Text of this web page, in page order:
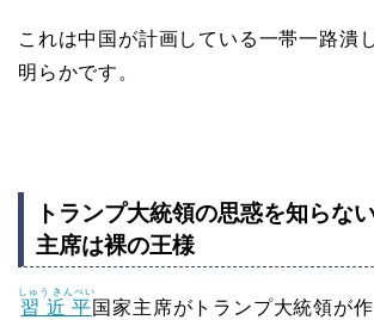
これは中国が計画している一帯一路潰
明らかです。
トランプ大統領の思惑を知らな
主席は裸の王様
習近平
しゅう きんぺい
国家主席がトランプ大統領が